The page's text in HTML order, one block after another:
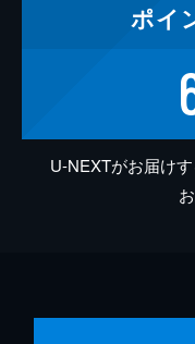
ポイ
U-NEXTがお届け